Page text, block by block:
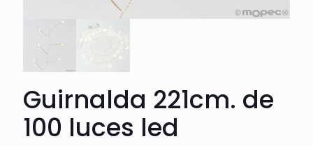
Guirnalda 221cm. de
100 luces led